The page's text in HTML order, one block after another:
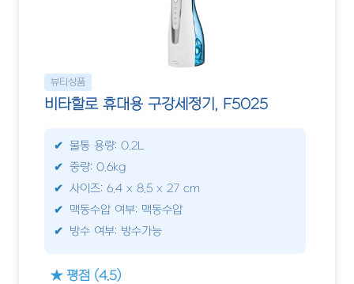
뷰티상품
비타할로 휴대용 구강세정기, F5025
물통 용량: 0.2L
중량: 0.6kg
사이즈: 6.4 x 8.5 x 27 cm
맥동수압 여부: 맥동수압
방수 여부: 방수가능
★ 평점 (4.5)